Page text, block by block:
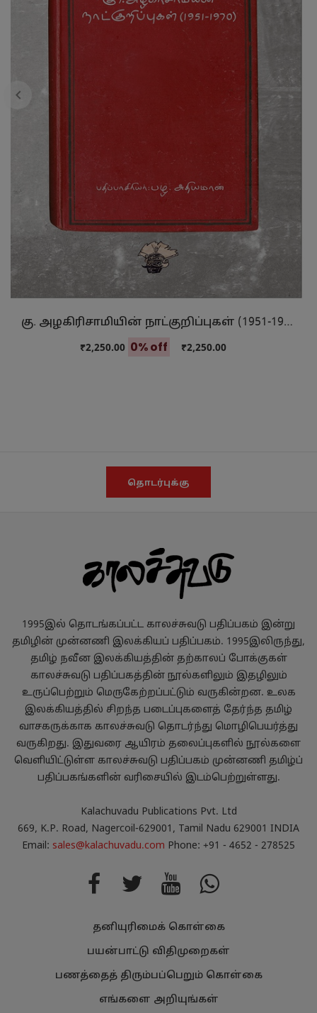
கு. அழகிரிசாமியின் நாட்குறிப்புகள் (1951-1970)
₹2,250.00 0% off ₹2,250.00
தொடர்புக்கு
1995இல் தொடங்கப்பட்ட காலச்சுவடு பதிப்பகம் இன்று
தமிழின் முன்னணி இலக்கியப் பதிப்பகம். 1995இலிருந்து,
தமிழ் நவீன இலக்கியத்தின் தற்காலப் போக்குகள்
காலச்சுவடு பதிப்பகத்தின் நூல்களிலும் இதழிலும்
உருப்பெற்றும் மெருகேற்றப்பட்டும் வருகின்றன. உலக
இலக்கியத்தில் சிறந்த படைப்புகளைத் தேர்ந்த தமிழ்
வாசகருக்காக காலச்சுவடு தொடர்ந்து மொழிபெயர்த்து
வருகிறது. இதுவரை ஆயிரம் தலைப்புகளில் நூல்களை
வெளியிட்டுள்ள காலச்சுவடு பதிப்பகம் முன்னணி தமிழ்ப்
பதிப்பகங்களின் வரிசையில் இடம்பெற்றுள்ளது.
Kalachuvadu Publications Pvt. Ltd
669, K.P. Road, Nagercoil-629001, Tamil Nadu 629001 INDIA
Email: sales@kalachuvadu.com Phone: +91 - 4652 - 278525
தனியுரிமைக் கொள்கை
பயன்பாட்டு விதிமுறைகள்
பணத்தைத் திரும்பப்பெறும் கொள்கை
எங்களை அறியுங்கள்